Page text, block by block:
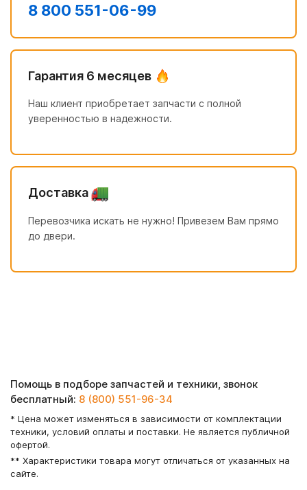
8 800 551-06-99
Гарантия 6 месяцев
Наш клиент приобретает запчасти с полной
уверенностью в надежности.
Доставка
Перевозчика искать не нужно! Привезем Вам прямо
до двери.
Помощь в подборе запчастей и техники, звонок
бесплатный: 8 (800) 551-96-34
* Цена может изменяться в зависимости от комплектации
техники, условий оплаты и поставки. Не является публичной
офертой.
** Характеристики товара могут отличаться от указанных на
сайте.